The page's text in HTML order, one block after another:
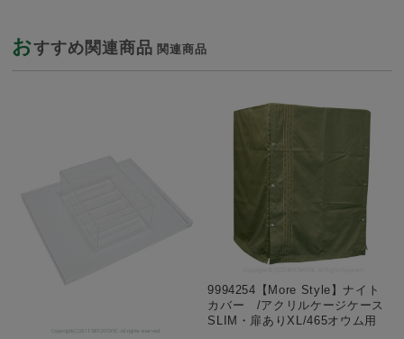
おすすめ関連商品
9994254【More Style】ナイト
カバー /アクリルケージケース
SLIM・扉ありXL/465オウム用